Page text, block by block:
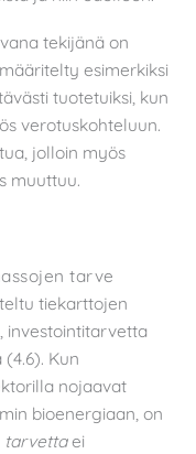
tekijänä on
esimerkiksi
tuotetuiksi, kun
verotuskohteluun.
jolloin myös
muuttuu.
tarve
tiekarttojen
investointitarvetta
Kun
nojaavat
bioenergiaan, on
tarvettaei